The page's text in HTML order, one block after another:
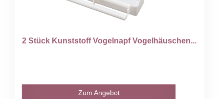
2 Stück Kunststoff Vogelnapf Vogelhäuschen...
Zum Angebot